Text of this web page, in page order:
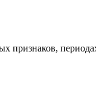
признаков,